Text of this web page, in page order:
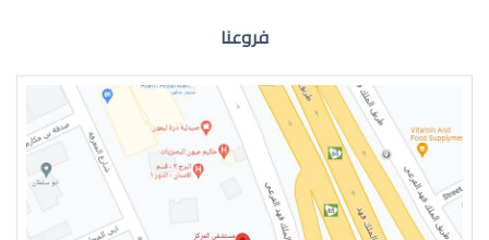
الماء الازرق للعين
فروعنا